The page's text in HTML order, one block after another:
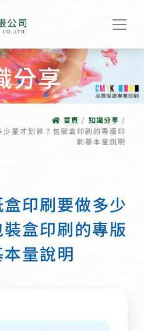
分享
首頁 / 知識分享 /
量才划算？包裝盒印刷的專版印
刷基本量說明
印刷要做多少
盒印刷的專版
量說明